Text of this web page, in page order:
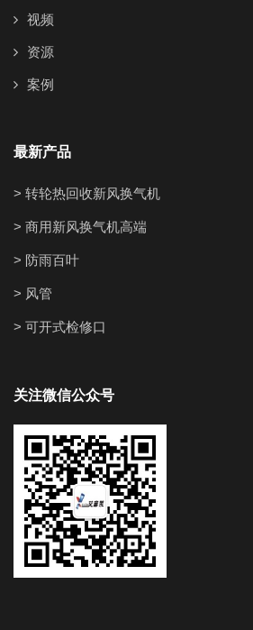
视频
资源
案例
最新产品
> 转轮热回收新风换气机
> 商用新风换气机高端
> 防雨百叶
> 风管
> 可开式检修口
关注微信公众号